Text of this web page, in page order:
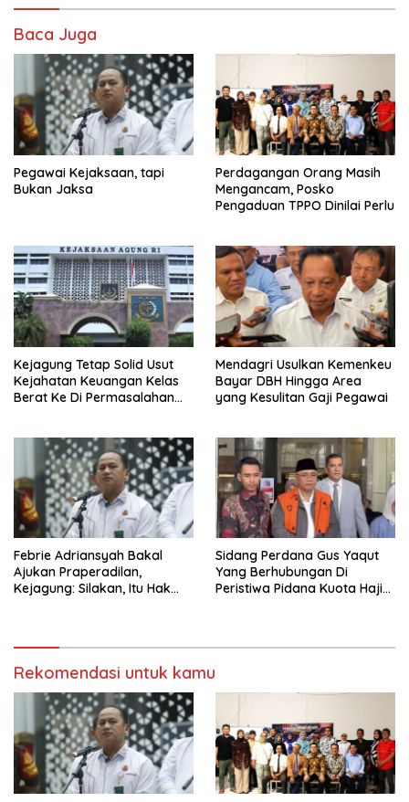
Baca Juga
Pegawai Kejaksaan, tapi
Bukan Jaksa
Perdagangan Orang Masih
Mengancam, Posko
Pengaduan TPPO Dinilai Perlu
Kejagung Tetap Solid Usut
Kejahatan Keuangan Kelas
Berat Ke Di Permasalahan
Mendagri Usulkan Kemenkeu
Bayar DBH Hingga Area
yang Kesulitan Gaji Pegawai
Febrie Adriansyah Bakal
Ajukan Praperadilan,
Kejagung: Silakan, Itu Hak
Sidang Perdana Gus Yaqut
Yang Berhubungan Di
Peristiwa Pidana Kuota Haji
Rekomendasi untuk kamu